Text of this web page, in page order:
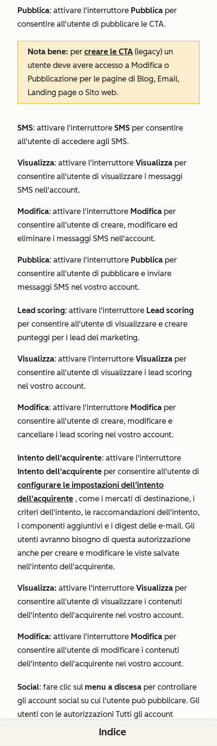
Pubblica: attivare l'interruttore Pubblica per
consentire all'utente di pubblicare le CTA.
Nota bene: per creare le CTA (legacy) un
utente deve avere accesso a Modifica o
Pubblicazione per le pagine di Blog, Email,
Landing page o Sito web.
SMS: attivare l'interruttore SMS per consentire
all'utente di accedere agli SMS.
Visualizza: attivare l'interruttore Visualizza per
consentire all'utente di visualizzare i messaggi
SMS nell'account.
Modifica: attivare l'interruttore Modifica per
consentire all'utente di creare, modificare ed
eliminare i messaggi SMS nell'account.
Pubblica: attivare l'interruttore Pubblica per
consentire all'utente di pubblicare e inviare
messaggi SMS nel vostro account.
Lead scoring: attivare l'interruttore Lead scoring
per consentire all'utente di visualizzare e creare
punteggi per i lead del marketing.
Visualizza: attivare l'interruttore Visualizza per
consentire all'utente di visualizzare i lead scoring
nel vostro account.
Modifica: attivare l'interruttore Modifica per
consentire all'utente di creare, modificare e
cancellare i lead scoring nel vostro account.
Intento dell'acquirente: attivare l'interruttore
Intento dell'acquirente per consentire all'utente di
configurare le impostazioni dell'intento
dell'acquirente , come i mercati di destinazione, i
criteri dell'intento, le raccomandazioni dell'intento,
i componenti aggiuntivi e i digest delle e-mail. Gli
utenti avranno bisogno di questa autorizzazione
anche per creare e modificare le viste salvate
nell'intento dell'acquirente.
Visualizza: attivare l'interruttore Visualizza per
consentire all'utente di visualizzare i contenuti
dell'intento dell'acquirente nel vostro account.
Modifica: attivare l'interruttore Modifica per
consentire all'utente di modificare i contenuti
dell'intento dell'acquirente nel vostro account.
Social: fare clic sul menu a discesa per controllare
gli account social su cui l'utente può pubblicare. Gli
utenti con le autorizzazioni Tutti gli account
I loro account connessi
Indice